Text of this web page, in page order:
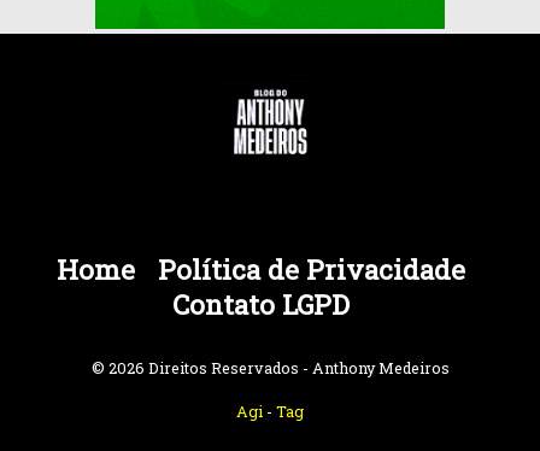
Home
Política de Privacidade
Contato LGPD
© 2026 Direitos Reservados - Anthony Medeiros
Agi - Tag